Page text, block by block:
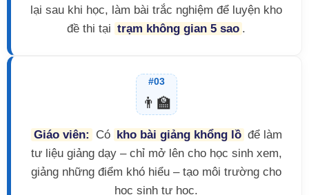
lại sau khi học, làm bài trắc nghiệm để luyện kho
đề thi tại trạm không gian 5 sao .
#03
👨‍🏫
Giáo viên: Có kho bài giảng khổng lồ để làm
tư liệu giảng dạy – chỉ mở lên cho học sinh xem,
giảng những điểm khó hiểu – tạo môi trường cho
học sinh tự học.